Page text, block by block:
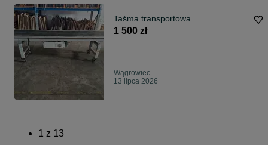
Taśma transportowa
1 500 zł
Wągrowiec
13 lipca 2026
1 z 13